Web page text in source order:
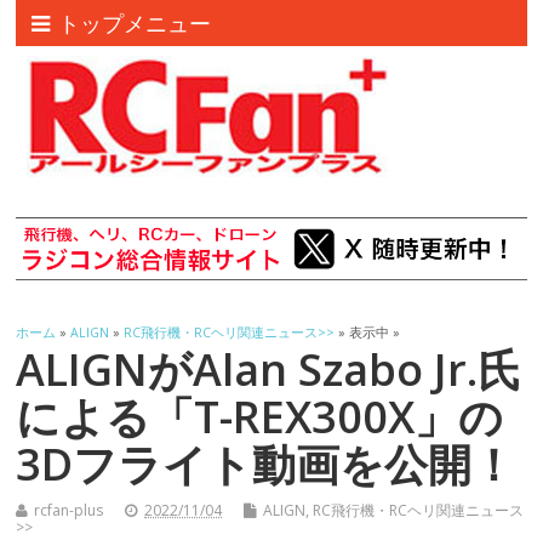
トップメニュー
ホーム »ALIGN » RC飛行機・RCヘリ関連ニュース>> » 表示中 »
ALIGNがAlan Szabo Jr.氏
による「T-REX300X」の
3Dフライト動画を公開！
rcfan-plus 2022/11/04 ALIGN, RC飛行機・RCヘリ関連ニュース
>>